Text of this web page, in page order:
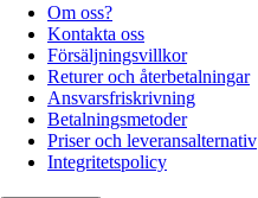
Om oss?
Kontakta oss
Försäljningsvillkor
Returer och återbetalningar
Ansvarsfriskrivning
Betalningsmetoder
Priser och leveransalternativ
Integritetspolicy